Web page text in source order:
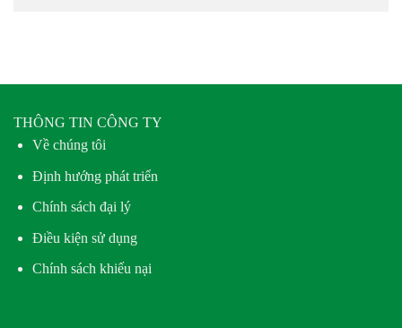
THÔNG TIN CÔNG TY
Về chúng tôi
Định hướng phát triển
Chính sách đại lý
Điều kiện sử dụng
Chính sách khiếu nại